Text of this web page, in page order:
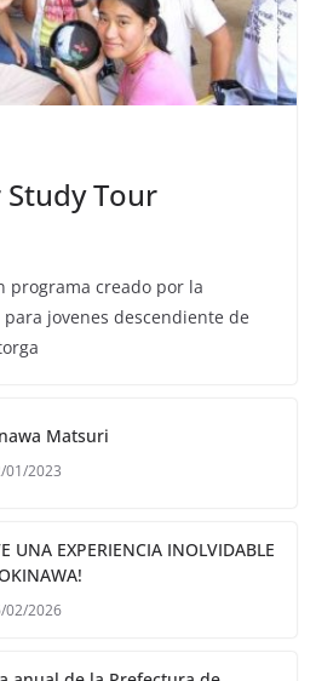
Tour
programa creado por la
jovenes descendiente de
Matsuri
01/2023
UNA EXPERIENCIA INOLVIDABLE
02/2026